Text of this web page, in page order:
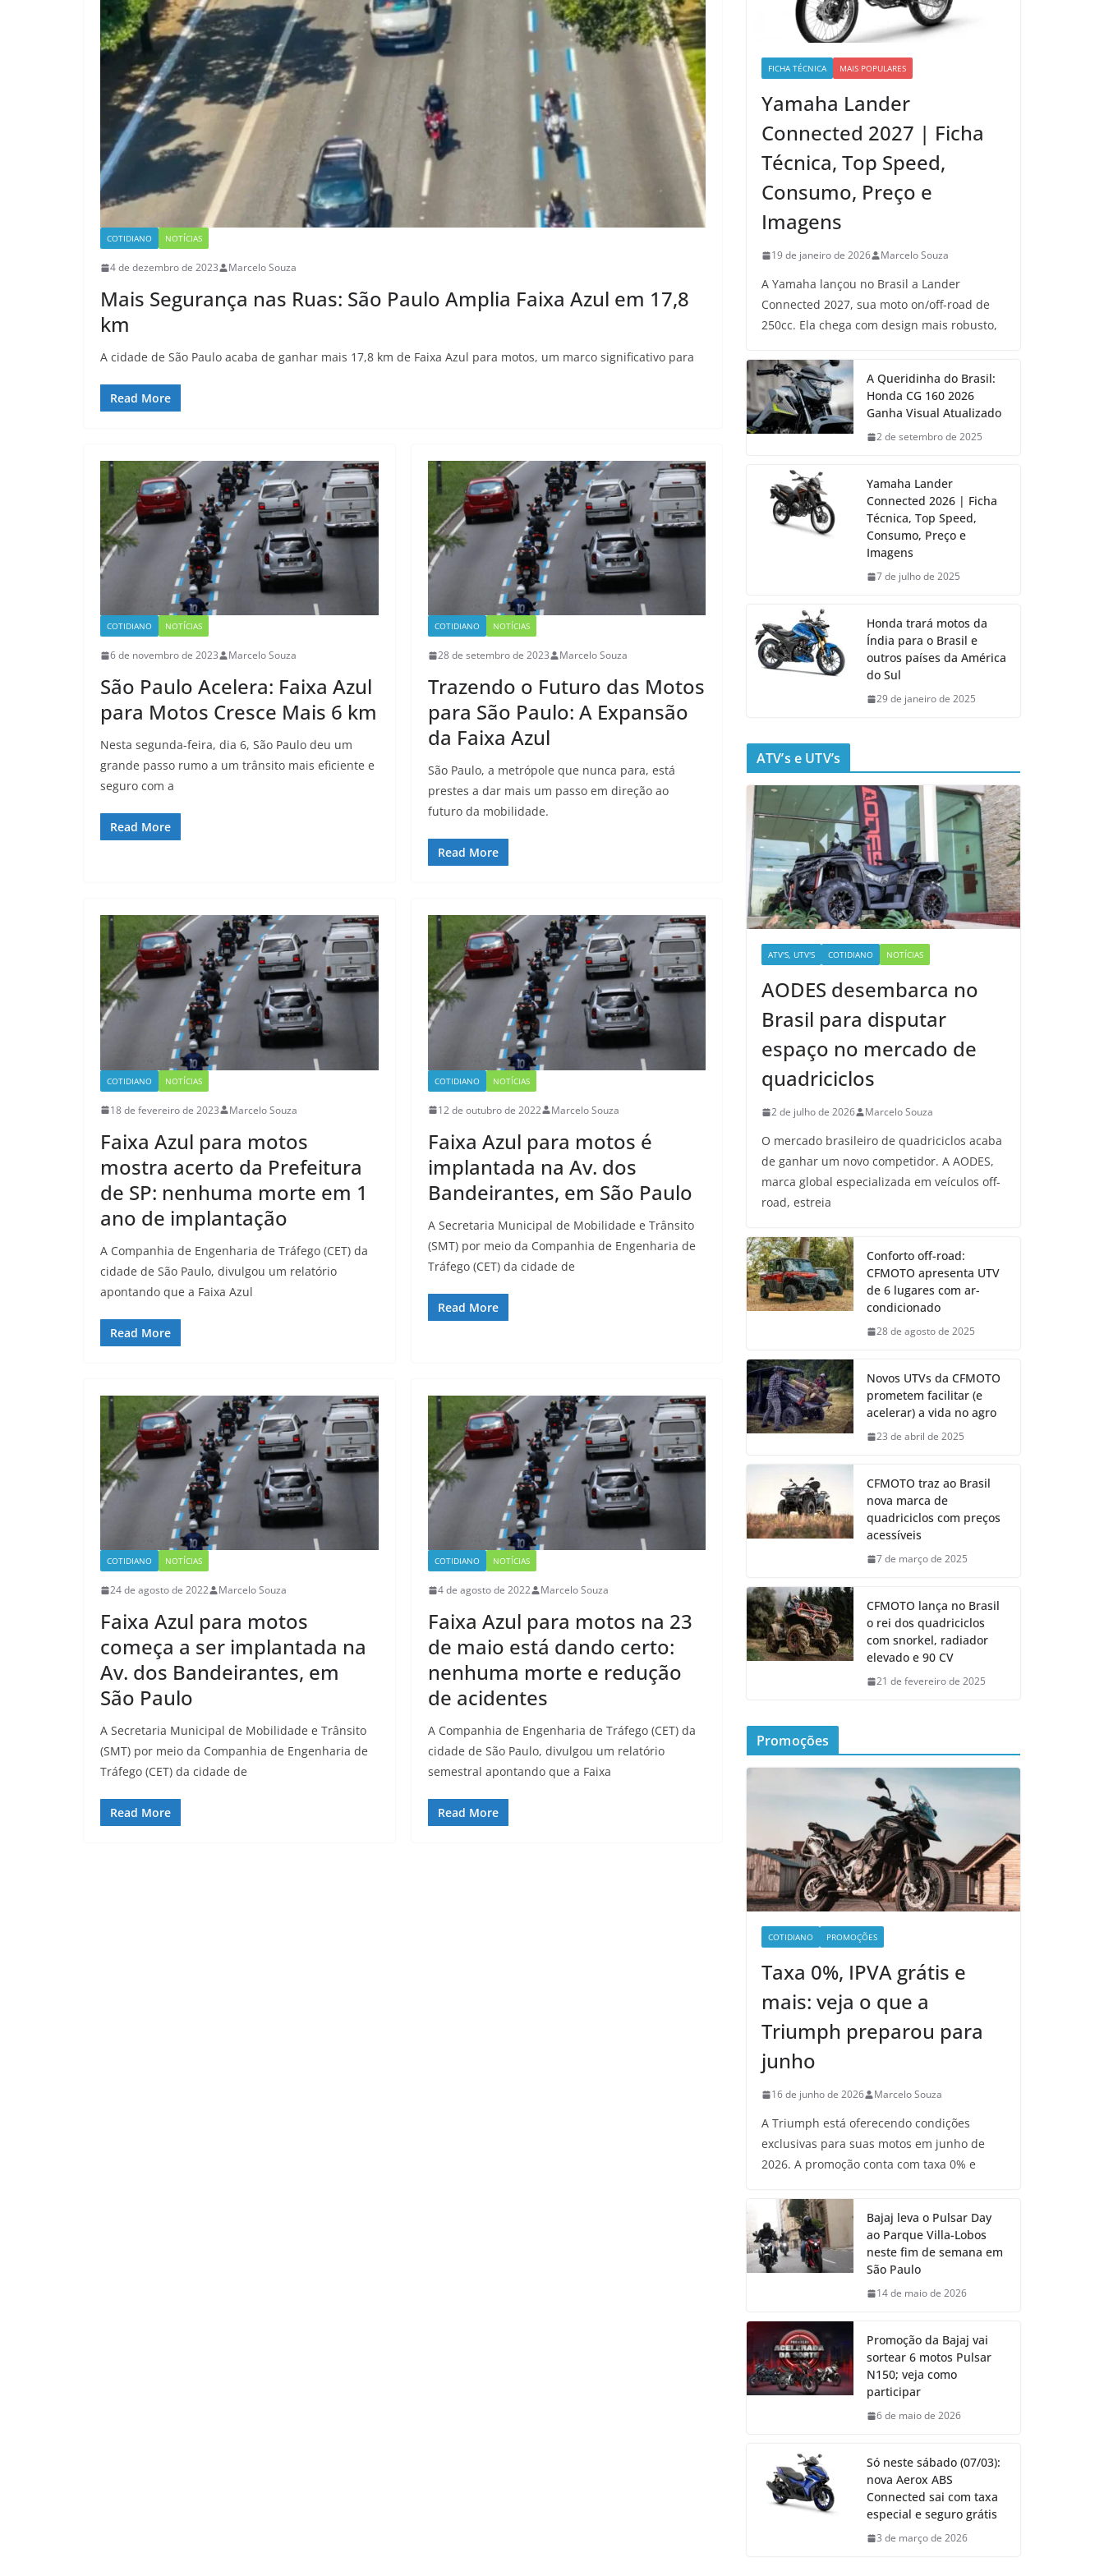
COTIDIANO NOTÍCIAS
4 de dezembro de 2023 Marcelo Souza
Mais Segurança nas Ruas: São Paulo Amplia Faixa Azul em 17,8
km
A cidade de São Paulo acaba de ganhar mais 17,8 km de Faixa Azul para motos, um marco significativo para
Read More
COTIDIANO NOTÍCIAS
6 de novembro de 2023 Marcelo Souza
São Paulo Acelera: Faixa Azul
para Motos Cresce Mais 6 km
Nesta segunda-feira, dia 6, São Paulo deu um
grande passo rumo a um trânsito mais eficiente e
seguro com a
Read More
COTIDIANO NOTÍCIAS
28 de setembro de 2023 Marcelo Souza
Trazendo o Futuro das Motos
para São Paulo: A Expansão
da Faixa Azul
São Paulo, a metrópole que nunca para, está
prestes a dar mais um passo em direção ao
futuro da mobilidade.
Read More
COTIDIANO NOTÍCIAS
18 de fevereiro de 2023 Marcelo Souza
Faixa Azul para motos
mostra acerto da Prefeitura
de SP: nenhuma morte em 1
ano de implantação
A Companhia de Engenharia de Tráfego (CET) da
cidade de São Paulo, divulgou um relatório
apontando que a Faixa Azul
Read More
COTIDIANO NOTÍCIAS
12 de outubro de 2022 Marcelo Souza
Faixa Azul para motos é
implantada na Av. dos
Bandeirantes, em São Paulo
A Secretaria Municipal de Mobilidade e Trânsito
(SMT) por meio da Companhia de Engenharia de
Tráfego (CET) da cidade de
Read More
COTIDIANO NOTÍCIAS
24 de agosto de 2022 Marcelo Souza
Faixa Azul para motos
começa a ser implantada na
Av. dos Bandeirantes, em
São Paulo
A Secretaria Municipal de Mobilidade e Trânsito
(SMT) por meio da Companhia de Engenharia de
Tráfego (CET) da cidade de
Read More
COTIDIANO NOTÍCIAS
4 de agosto de 2022 Marcelo Souza
Faixa Azul para motos na 23
de maio está dando certo:
nenhuma morte e redução
de acidentes
A Companhia de Engenharia de Tráfego (CET) da
cidade de São Paulo, divulgou um relatório
semestral apontando que a Faixa
Read More
FICHA TÉCNICA MAIS POPULARES
Yamaha Lander
Connected 2027 | Ficha
Técnica, Top Speed,
Consumo, Preço e
Imagens
19 de janeiro de 2026 Marcelo Souza
A Yamaha lançou no Brasil a Lander
Connected 2027, sua moto on/off-road de
250cc. Ela chega com design mais robusto,
A Queridinha do Brasil:
Honda CG 160 2026
Ganha Visual Atualizado
2 de setembro de 2025
Yamaha Lander
Connected 2026 | Ficha
Técnica, Top Speed,
Consumo, Preço e
Imagens
7 de julho de 2025
Honda trará motos da
Índia para o Brasil e
outros países da América
do Sul
29 de janeiro de 2025
ATV’s e UTV’s
ATV'S, UTV'S COTIDIANO NOTÍCIAS
AODES desembarca no
Brasil para disputar
espaço no mercado de
quadriciclos
2 de julho de 2026 Marcelo Souza
O mercado brasileiro de quadriciclos acaba
de ganhar um novo competidor. A AODES,
marca global especializada em veículos off-
road, estreia
Conforto off-road:
CFMOTO apresenta UTV
de 6 lugares com ar-
condicionado
28 de agosto de 2025
Novos UTVs da CFMOTO
prometem facilitar (e
acelerar) a vida no agro
23 de abril de 2025
CFMOTO traz ao Brasil
nova marca de
quadriciclos com preços
acessíveis
7 de março de 2025
CFMOTO lança no Brasil
o rei dos quadriciclos
com snorkel, radiador
elevado e 90 CV
21 de fevereiro de 2025
Promoções
COTIDIANO PROMOÇÕES
Taxa 0%, IPVA grátis e
mais: veja o que a
Triumph preparou para
junho
16 de junho de 2026 Marcelo Souza
A Triumph está oferecendo condições
exclusivas para suas motos em junho de
2026. A promoção conta com taxa 0% e
Bajaj leva o Pulsar Day
ao Parque Villa-Lobos
neste fim de semana em
São Paulo
14 de maio de 2026
Promoção da Bajaj vai
sortear 6 motos Pulsar
N150; veja como
participar
6 de maio de 2026
Só neste sábado (07/03):
nova Aerox ABS
Connected sai com taxa
especial e seguro grátis
3 de março de 2026